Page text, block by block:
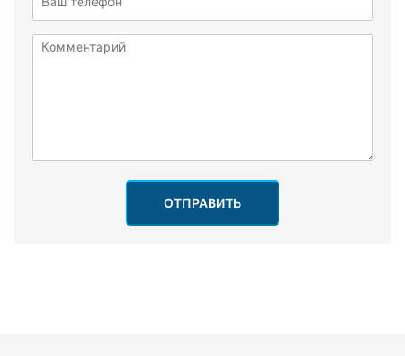
ОТПРАВИТЬ